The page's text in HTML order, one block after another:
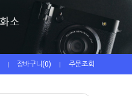
| 장바구니(0) | 주문조회